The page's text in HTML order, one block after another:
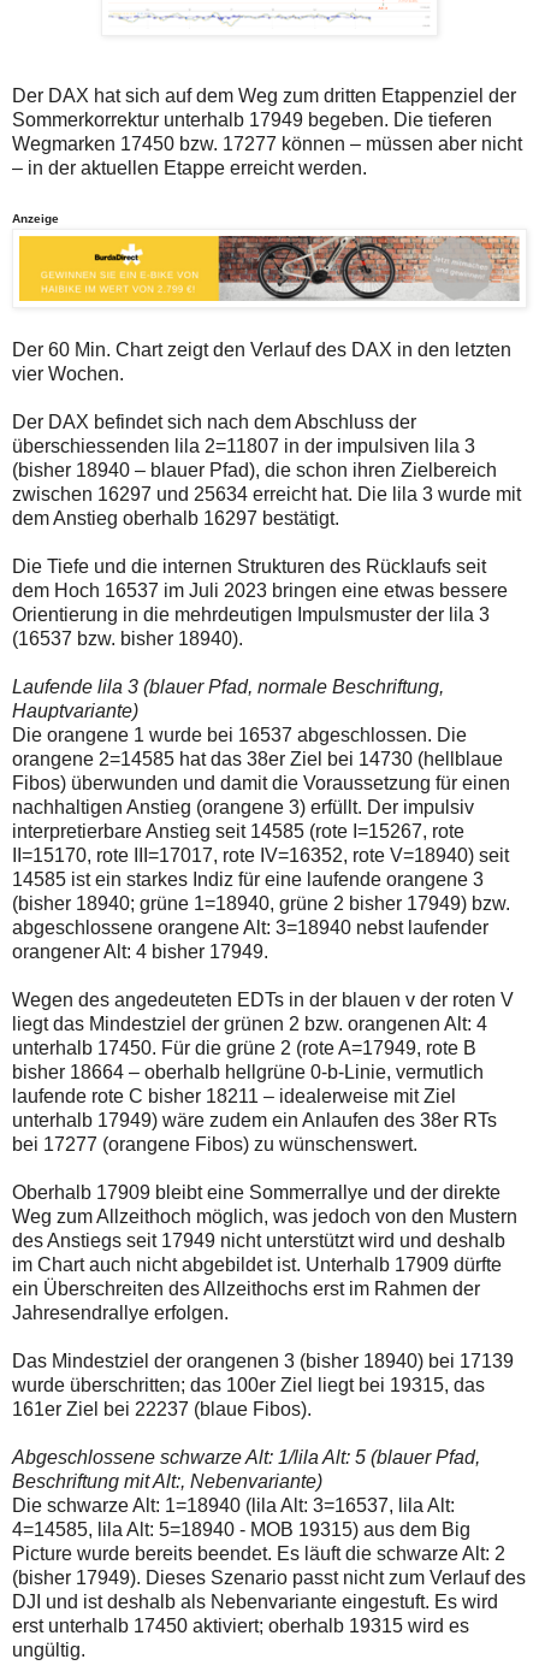
Netiquette
oder
ein
Missbrauch
der
Kommentarfunktion
Bitte
überprüfen
Ihre
Browsereinstellungen
Internetverbindung
und
Sie
es
zu
einem
späteren
Zeitpunkt
noch
Sollte
das
Problem
weiterbestehen
bitte
um
Kontaktaufnahme
per
Mail
robbys-
elliottwellen@online.de.
Bis
zur
Lösung
des
Problems
sind
die
Post
auch
Plattform
wallstreet-
online.de
verfügbar.
Alternativ
auch
auf
der
Plattform
wallstreet-
Der DAX hat sich auf dem Weg zum dritten Etappenziel der
Sommerkorrektur unterhalb 17949 begeben. Die tieferen
Wegmarken 17450 bzw. 17277 können – müssen aber nicht
– in der aktuellen Etappe erreicht werden.
Anzeige
Der 60 Min. Chart zeigt den Verlauf des DAX in den letzten
vier Wochen.
Der DAX befindet sich nach dem Abschluss der
überschiessenden lila 2=11807 in der impulsiven lila 3
(bisher 18940 – blauer Pfad), die schon ihren Zielbereich
zwischen 16297 und 25634 erreicht hat. Die lila 3 wurde mit
dem Anstieg oberhalb 16297 bestätigt.
Die Tiefe und die internen Strukturen des Rücklaufs seit
dem Hoch 16537 im Juli 2023 bringen eine etwas bessere
Orientierung in die mehrdeutigen Impulsmuster der lila 3
(16537 bzw. bisher 18940).
Laufende lila 3 (blauer Pfad, normale Beschriftung,
Hauptvariante)
Die orangene 1 wurde bei 16537 abgeschlossen. Die
orangene 2=14585 hat das 38er Ziel bei 14730 (hellblaue
Fibos) überwunden und damit die Voraussetzung für einen
nachhaltigen Anstieg (orangene 3) erfüllt. Der impulsiv
interpretierbare Anstieg seit 14585 (rote I=15267, rote
II=15170, rote III=17017, rote IV=16352, rote V=18940) seit
14585 ist ein starkes Indiz für eine laufende orangene 3
(bisher 18940; grüne 1=18940, grüne 2 bisher 17949) bzw.
abgeschlossene orangene Alt: 3=18940 nebst laufender
orangener Alt: 4 bisher 17949.
Wegen des angedeuteten EDTs in der blauen v der roten V
liegt das Mindestziel der grünen 2 bzw. orangenen Alt: 4
unterhalb 17450. Für die grüne 2 (rote A=17949, rote B
bisher 18664 – oberhalb hellgrüne 0-b-Linie, vermutlich
laufende rote C bisher 18211 – idealerweise mit Ziel
unterhalb 17949) wäre zudem ein Anlaufen des 38er RTs
bei 17277 (orangene Fibos) zu wünschenswert.
Oberhalb 17909 bleibt eine Sommerrallye und der direkte
Weg zum Allzeithoch möglich, was jedoch von den Mustern
des Anstiegs seit 17949 nicht unterstützt wird und deshalb
im Chart auch nicht abgebildet ist. Unterhalb 17909 dürfte
ein Überschreiten des Allzeithochs erst im Rahmen der
Jahresendrallye erfolgen.
Das Mindestziel der orangenen 3 (bisher 18940) bei 17139
wurde überschritten; das 100er Ziel liegt bei 19315, das
161er Ziel bei 22237 (blaue Fibos).
Abgeschlossene schwarze Alt: 1/lila Alt: 5 (blauer Pfad,
Beschriftung mit Alt:, Nebenvariante)
Die schwarze Alt: 1=18940 (lila Alt: 3=16537, lila Alt:
4=14585, lila Alt: 5=18940 - MOB 19315) aus dem Big
Picture wurde bereits beendet. Es läuft die schwarze Alt: 2
(bisher 17949). Dieses Szenario passt nicht zum Verlauf des
DJI und ist deshalb als Nebenvariante eingestuft. Es wird
erst unterhalb 17450 aktiviert; oberhalb 19315 wird es
ungültig.